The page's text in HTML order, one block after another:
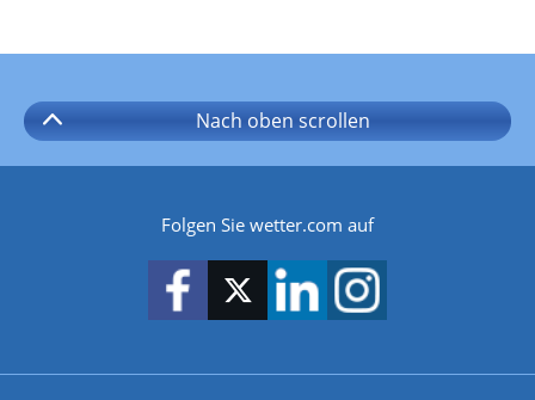
Nach oben scrollen
Folgen Sie wetter.com auf